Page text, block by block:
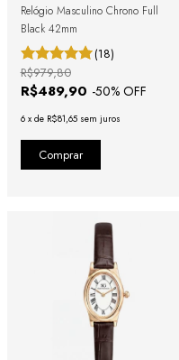
Relógio Masculino Chrono Full
Black 42mm
(18)
R$489,90 -50% OFF
R$979,80
6 x de R$81,65 sem juros